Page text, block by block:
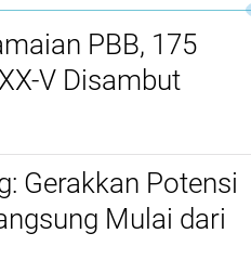
PBB, 175
V Disambut
Gerakkan Potensi
Mulai dari